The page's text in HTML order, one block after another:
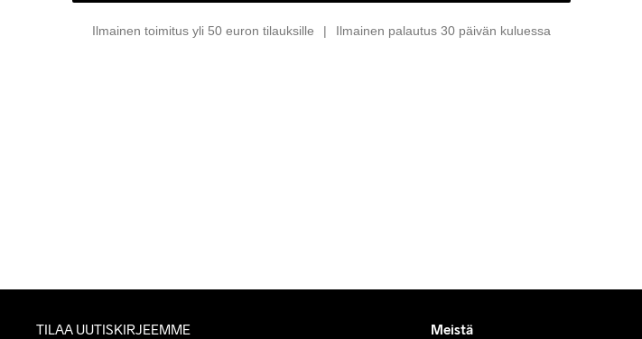
Ilmainen toimitus yli 50 euron tilauksille Ilmainen palautus 30 päivän kuluessa
TILAA UUTISKIRJEEMME Meistä